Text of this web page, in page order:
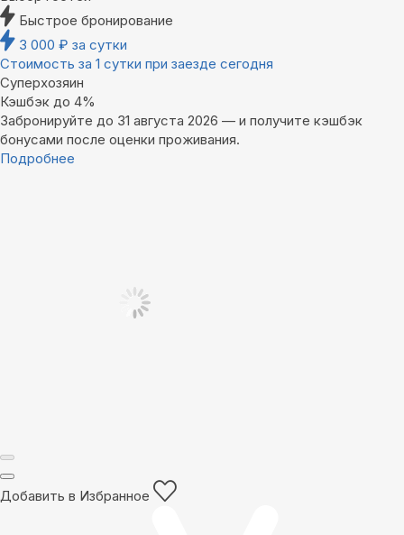
Быстрое бронирование
3 000 ₽ за сутки
Стоимость за 1 сутки при заезде сегодня
Суперхозяин
Кэшбэк до 4%
Забронируйте до 31 августа 2026 — и получите кэшбэк
бонусами после оценки проживания.
Подробнее
Добавить в Избранное